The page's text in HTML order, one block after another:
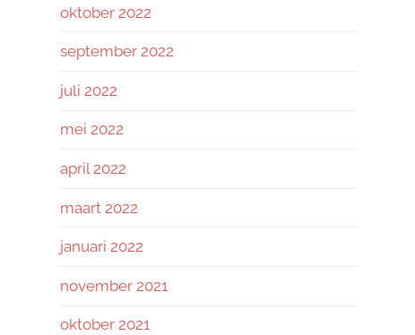
oktober 2022
september 2022
juli 2022
mei 2022
april 2022
maart 2022
januari 2022
november 2021
oktober 2021